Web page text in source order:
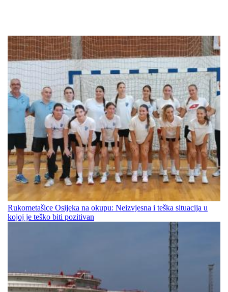
Rukometašice Osijeka na okupu: Neizvjesna i teška situacija u
kojoj je teško biti pozitivan